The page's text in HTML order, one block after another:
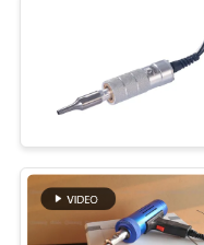
ANGEBOT
ANFORDERN
SITEMAP